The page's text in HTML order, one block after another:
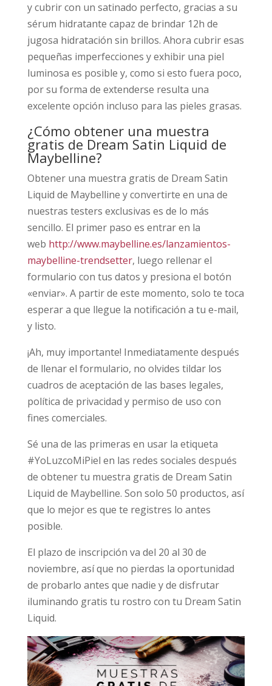
y cubrir con un satinado perfecto, gracias a su
sérum hidratante capaz de brindar 12h de
jugosa hidratación sin brillos. Ahora cubrir esas
pequeñas imperfecciones y exhibir una piel
luminosa es posible y, como si esto fuera poco,
por su forma de extenderse resulta una
excelente opción incluso para las pieles grasas.
¿Cómo obtener una muestra
gratis de Dream Satin Liquid de
Maybelline?
Obtener una muestra gratis de Dream Satin
Liquid de Maybelline y convertirte en una de
nuestras testers exclusivas es de lo más
sencillo. El primer paso es entrar en la
web http://www.maybelline.es/lanzamientos-
maybelline-trendsetter, luego rellenar el
formulario con tus datos y presiona el botón
«enviar». A partir de este momento, solo te toca
esperar a que llegue la notificación a tu e-mail,
y listo.
¡Ah, muy importante! Inmediatamente después
de llenar el formulario, no olvides tildar los
cuadros de aceptación de las bases legales,
política de privacidad y permiso de uso con
fines comerciales.
Sé una de las primeras en usar la etiqueta
#YoLuzcoMiPiel en las redes sociales después
de obtener tu muestra gratis de Dream Satin
Liquid de Maybelline. Son solo 50 productos, así
que lo mejor es que te registres lo antes
posible.
El plazo de inscripción va del 20 al 30 de
noviembre, así que no pierdas la oportunidad
de probarlo antes que nadie y de disfrutar
iluminando gratis tu rostro con tu Dream Satin
Liquid.